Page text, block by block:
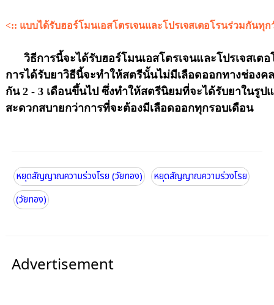
<:: แบบได้รับฮอร์โมนเอสโตรเจนและโปรเจสเตอโรนร่วมกันทุก
วิธีการนี้จะได้รับฮอร์โมนเอสโตรเจนและโปรเจสเต
การได้รับยาวิธีนี้จะทำให้สตรีนั้นไม่มีเลือดออกทางช่องค
กัน 2 - 3 เดือนขึ้นไป ซึ่งทำให้สตรีนิยมที่จะได้รับยาในรูป
สะดวกสบายกว่าการที่จะต้องมีเลือดออกทุกรอบเดือน
หยุดสัญญาณความร่วงโรย (วัยทอง)
หยุดสัญญาณความร่วงโรย
(วัยทอง)
Advertisement